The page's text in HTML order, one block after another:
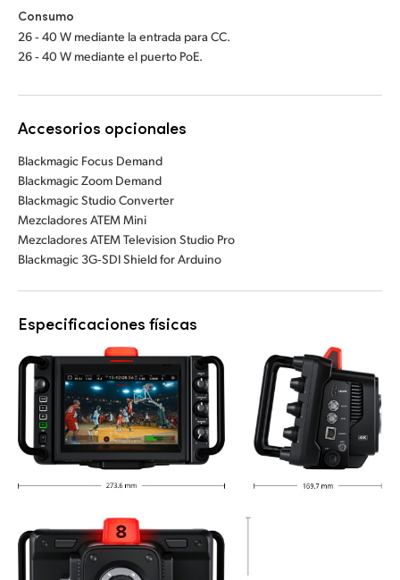
Consumo
26 ‑ 40 W mediante la entrada para CC.
26 ‑ 40 W mediante el puerto PoE.
Accesorios opcionales
Blackmagic Focus Demand
Blackmagic Zoom Demand
Blackmagic Studio Converter
Mezcladores ATEM Mini
Mezcladores ATEM Television Studio Pro
Blackmagic 3G‑SDI Shield for Arduino
Especificaciones físicas